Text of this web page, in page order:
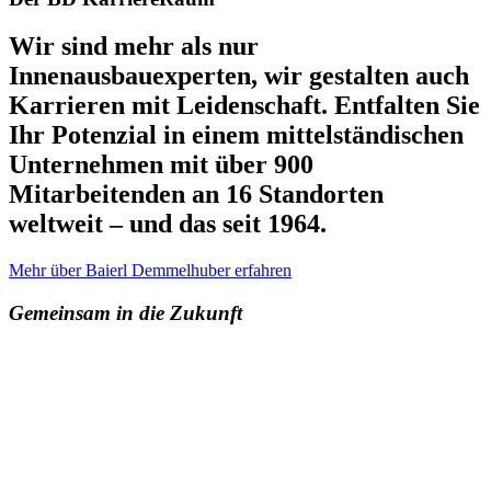
Wir sind mehr als nur
Innenausbauexperten, wir gestalten auch
Karrieren mit Leidenschaft. Entfalten Sie
Ihr Potenzial in einem mittelständischen
Unternehmen mit über 900
Mitarbeitenden an 16 Standorten
weltweit – und das seit 1964.
Mehr über Baierl Demmelhuber erfahren
Gemeinsam in die Zukunft